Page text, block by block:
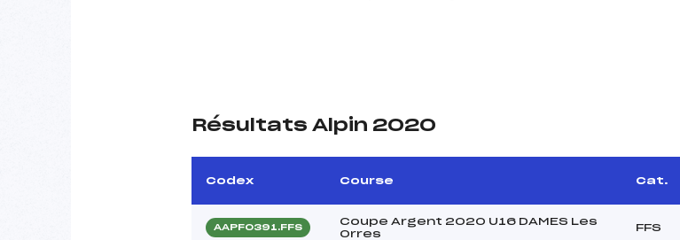
Résultats Alpin 2020
Codex Course Cat.
AAPF0391.FFS
Coupe Argent 2020 U16 DAMES Les
Orres
FFS